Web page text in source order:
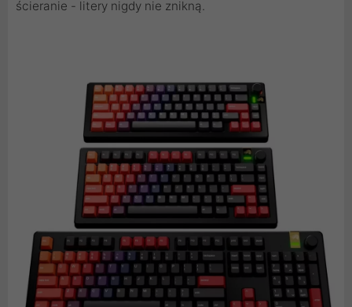
ścieranie - litery nigdy nie znikną.